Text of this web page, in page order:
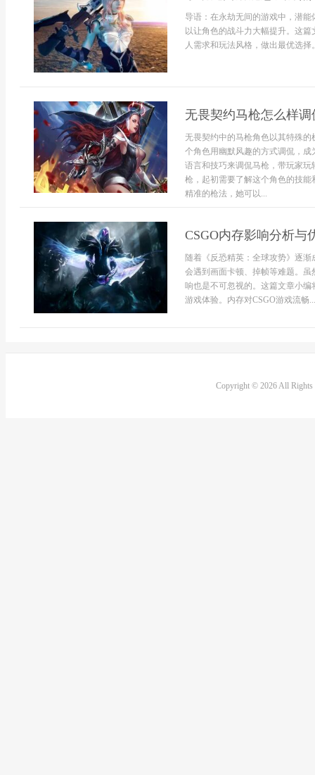
导语：在永劫无间的游戏中，潜
以让角色的战斗力大幅提升。这
人需求和玩法风格，做出最优选
无畏契约马枪怎么样
无畏契约中的马枪角色以其特殊
个角色用幽默风趣的方式调侃，
语言和技巧来调侃马枪，带玩家玩
枪，起初需要了解这个角色的技
精准的枪法，她可以...
CSGO内存影响分析与
随着《反恐精英：全球攻势》逐
会遇到画面卡顿、掉帧等难题。
响也是不可忽视的。这篇文章小
游戏体验。内存对CSGO游戏流畅...
Copyright © 2026 All